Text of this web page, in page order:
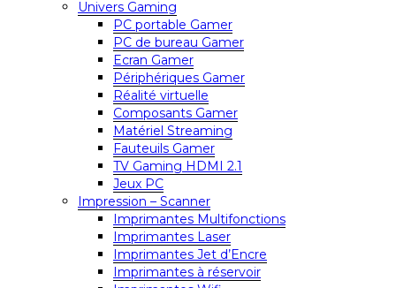
Univers Gaming
PC portable Gamer
PC de bureau Gamer
Ecran Gamer
Périphériques Gamer
Réalité virtuelle
Composants Gamer
Matériel Streaming
Fauteuils Gamer
TV Gaming HDMI 2.1
Jeux PC
Impression – Scanner
Imprimantes Multifonctions
Imprimantes Laser
Imprimantes Jet d’Encre
Imprimantes à réservoir